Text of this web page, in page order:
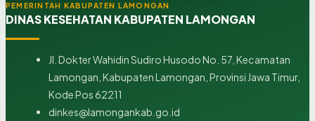
PEMERINTAH KABUPATEN LAMONGAN
DINAS KESEHATAN KABUPATEN LAMONGAN
Jl. Dokter Wahidin Sudiro Husodo No. 57, Kecamatan
Lamongan, Kabupaten Lamongan, Provinsi Jawa Timur,
Kode Pos 62211
dinkes@lamongankab.go.id